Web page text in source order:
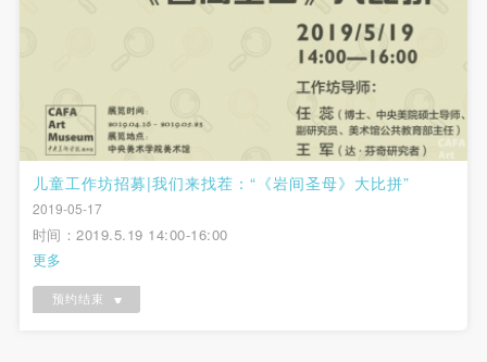
儿童工作坊招募|我们来找茬：“《岩间圣母》大比拼”
2019-05-17
时间：2019.5.19 14:00-16:00
更多
预约结束